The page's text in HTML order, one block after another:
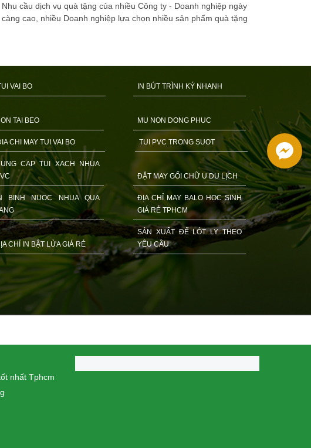
Nhu cầu dịch vụ quà tặng của nhiều Công ty - Doanh nghiệp ngày
càng cao, nhiều Doanh nghiệp lựa chọn nhiều sản phẩm quà tặng
VAI BO IN BÚT TRÌNH KÝ NHANH
TAI BEO MU NON DONG PHUC
CHI MAY TUI VAI BO TUI PVC TRONG SUOT
CAP TUI XACH NHUA
ĐẶT MAY GỐI CHỮ U DU LỊCH
BINH NUOC NHUA QUA
ĐỊA CHỈ MAY BALO HỌC SINH
GIÁ RẺ TPHCM
CHỈ IN BẬT LỬA GIÁ RẺ
SẢN XUẤT ĐẾ LÓT LY THEO
YÊU CẦU
nhất Tphcm